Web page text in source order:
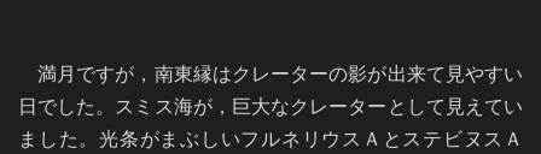
満月ですが，南東縁はクレーターの影が出来て見やすい
日でした。スミス海が，巨大なクレーターとして見えてい
ました。光条がまぶしいフルネリウスＡとステビヌスＡ